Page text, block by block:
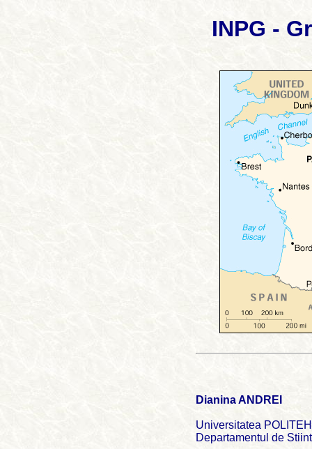
INPG -
Dianina ANDREI
Universitatea
Departamentul de